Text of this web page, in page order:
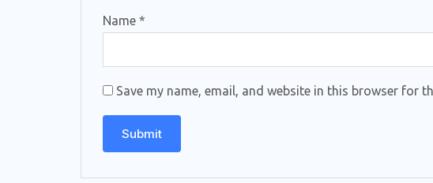
Name *
Save my name, email, and website in this browser for